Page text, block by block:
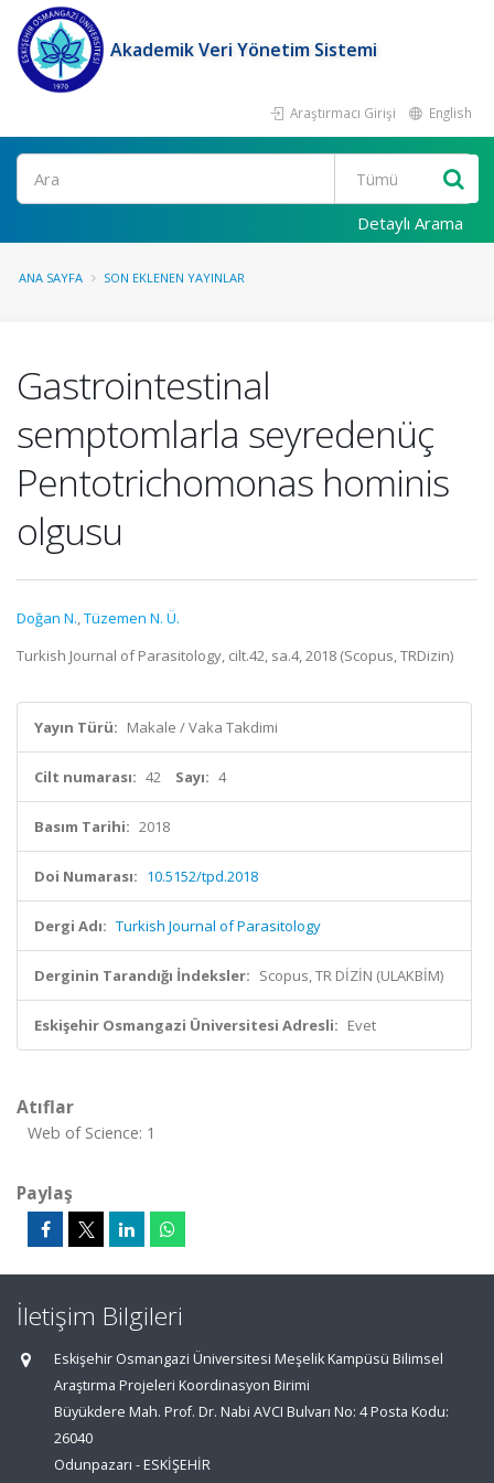
Akademik Veri Yönetim Sistemi
Araştırmacı Girişi English
Ara
Detaylı Arama
ANA SAYFA SON EKLENEN YAYINLAR
Gastrointestinal
semptomlarla seyredenüç
Pentotrichomonas hominis
olgusu
Doğan N.,Tüzemen N. Ü.
Turkish Journal of Parasitology, cilt.42, sa.4, 2018 (Scopus, TRDizin)
Yayın Türü: Makale / Vaka Takdimi
Cilt numarası: 42 Sayı: 4
Basım Tarihi: 2018
Doi Numarası: 10.5152/tpd.2018
Dergi Adı: Turkish Journal of Parasitology
Derginin Tarandığı İndeksler: Scopus, TR DİZİN (ULAKBİM)
Eskişehir Osmangazi Üniversitesi Adresli: Evet
Atıflar
Web of Science: 1
Paylaş
İletişim Bilgileri
Eskişehir Osmangazi Üniversitesi Meşelik Kampüsü Bilimsel
Araştırma Projeleri Koordinasyon Birimi
Büyükdere Mah. Prof. Dr. Nabi AVCI Bulvarı No: 4 Posta Kodu:
26040
Odunpazarı - ESKİŞEHİR